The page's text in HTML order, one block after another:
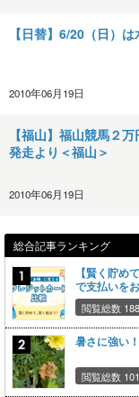
【日替】6/20（日）
2010年06月19日
【福山】福山競馬２
発走より＜福山＞
2010年06月19日
総合記事ランキング
【賢く貯め
で支払いを
閲覧総数
暑さに強い
閲覧総数